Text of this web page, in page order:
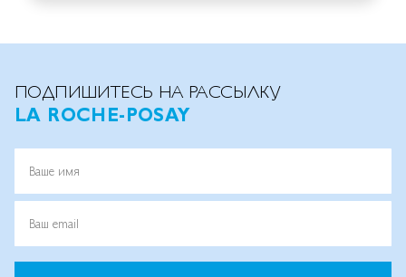
ПОДПИШИТЕСЬ НА РАССЫЛКУ
LA ROCHE-POSAY
Ваше имя
Ваш email